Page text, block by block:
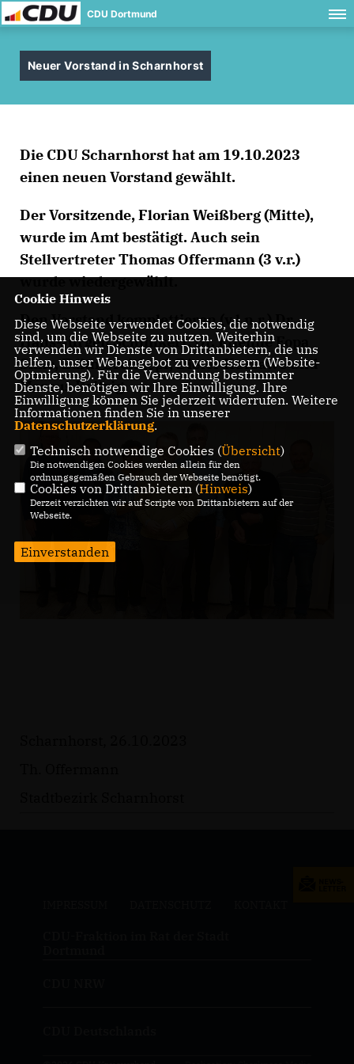
CDU Dortmund
Neuer Vorstand in Scharnhorst
Die CDU Scharnhorst hat am 19.10.2023
einen neuen Vorstand gewählt.
Der Vorsitzende, Florian Weißberg (Mitte),
wurde im Amt bestätigt. Auch sein
Stellvertreter Thomas Offermann (3 v.r.)
wurde wiedergewählt.
Den Vorstand komplettieren (v.l.n.r.) Dr.
Hans-Jürgen Schlinkert, Dr. Etienne Fopa
Simo, Edith Breitkopf, Dieter Kursawe und
Marcus Reitzig.
Cookie Hinweis
Diese Webseite verwendet Cookies, die notwendig
sind, um die Webseite zu nutzen. Weiterhin
verwenden wir Dienste von Drittanbietern, die uns
helfen, unser Webangebot zu verbessern (Website-
Optmierung). Für die Verwendung bestimmter
Dienste, benötigen wir Ihre Einwilligung. Ihre
Einwilligung können Sie jederzeit widerrufen. Weitere
Informationen finden Sie in unserer
Datenschutzerklärung.
Technisch notwendige Cookies (Übersicht)
Die notwendigen Cookies werden allein für den
ordnungsgemäßen Gebrauch der Webseite benötigt.
Cookies von Drittanbietern (Hinweis)
Derzeit verzichten wir auf Scripte von Drittanbietern auf der
Webseite.
Einverstanden